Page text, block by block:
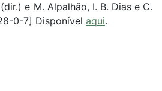
e M. Alpalhão, I. B. Dias e C.
0-7] Disponível aqui.